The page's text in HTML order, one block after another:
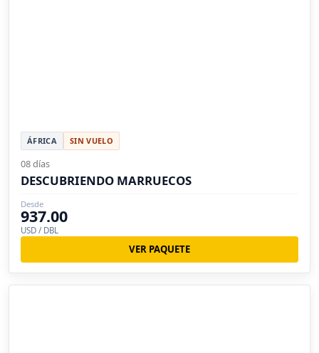
ÁFRICA SIN VUELO
08 días
DESCUBRIENDO MARRUECOS
Desde
937.00
USD / DBL
VER PAQUETE